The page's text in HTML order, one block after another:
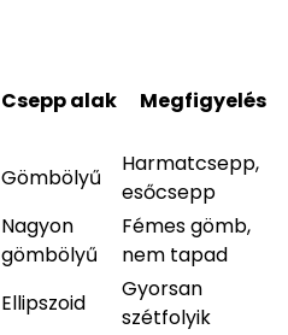
Csepp alak Megfigyelés
Gömbölyű
Harmatcsepp,
esőcsepp
Nagyon
gömbölyű
Fémes gömb,
nem tapad
Ellipszoid
Gyorsan
szétfolyik